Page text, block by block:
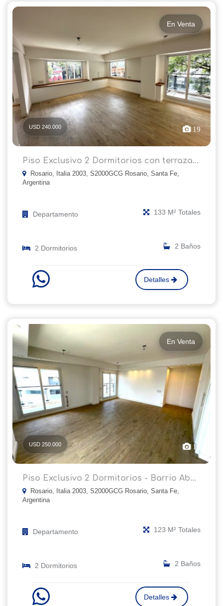
En Venta
USD 240.000 19
Piso Exclusivo 2 Dormitorios con terraza...
Rosario, Italia 2003, S2000GCG Rosario, Santa Fe,
Argentina
Departamento 133 M² Totales
2 Dormitorios 2 Baños
Detalles
En Venta
USD 250.000 16
Piso Exclusivo 2 Dormitorios - Barrio Ab...
Rosario, Italia 2003, S2000GCG Rosario, Santa Fe,
Argentina
Departamento 123 M² Totales
2 Dormitorios 2 Baños
Detalles